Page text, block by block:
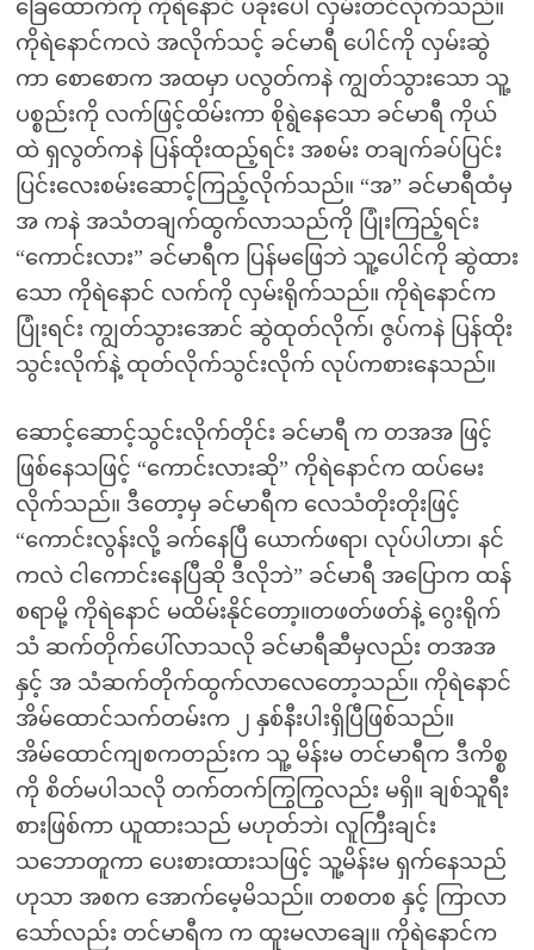
ခြေထောက်ကို ကိုရဲနောင် ပခုံးပေါ် လှမ်းတင်လိုက်သည်။
ကိုရဲနောင်ကလဲ အလိုက်သင့် ခင်မာရီ ပေါင်ကို လှမ်းဆွဲ
ကာ စောစောက အထမှာ ပလွတ်ကနဲ ကျွတ်သွားသော သူ့
ပစ္စည်းကို လက်ဖြင့်ထိမ်းကာ စိုရွဲနေသော ခင်မာရီ ကိုယ်
ထဲ ရှလွတ်ကနဲ ပြန်ထိုးထည့်ရင်း အစမ်း တချက်ခပ်ပြင်း
ပြင်းလေးစမ်းဆောင့်ကြည့်လိုက်သည်။ “အ” ခင်မာရီထံမှ
အ ကနဲ အသံတချက်ထွက်လာသည်ကို ပြုံးကြည့်ရင်း
“ကောင်းလား” ခင်မာရီက ပြန်မဖြေဘဲ သူ့ပေါင်ကို ဆွဲထား
သော ကိုရဲနောင် လက်ကို လှမ်းရိုက်သည်။ ကိုရဲနောင်က
ပြုံးရင်း ကျွတ်သွားအောင် ဆွဲထုတ်လိုက်၊ ဇွပ်ကနဲ ပြန်ထိုး
သွင်းလိုက်နဲ့ ထုတ်လိုက်သွင်းလိုက် လုပ်ကစားနေသည်။
ဆောင့်ဆောင့်သွင်းလိုက်တိုင်း ခင်မာရီ က တအအ ဖြင့်
ဖြစ်နေသဖြင့် “ကောင်းလားဆို” ကိုရဲနောင်က ထပ်မေး
လိုက်သည်။ ဒီတော့မှ ခင်မာရီက လေသံတိုးတိုးဖြင့်
“ကောင်းလွန်းလို့ ခက်နေပြီ ယောက်ဖရာ၊ လုပ်ပါဟာ၊ နင်
ကလဲ ငါကောင်းနေပြီဆို ဒီလိုဘဲ” ခင်မာရီ အပြောက ထန်
စရာမို့ ကိုရဲနောင် မထိမ်းနိုင်တော့။တဖတ်ဖတ်နဲ့ ဂွေးရိုက်
သံ ဆက်တိုက်ပေါ်လာသလို ခင်မာရီဆီမှလည်း တအအ
နှင့် အ သံဆက်တိုက်ထွက်လာလေတော့သည်။ ကိုရဲနောင်
အိမ်ထောင်သက်တမ်းက ၂ နှစ်နီးပါးရှိပြီဖြစ်သည်။
အိမ်ထောင်ကျစကတည်းက သူ့ မိန်းမ တင်မာရီက ဒီကိစ္စ
ကို စိတ်မပါသလို တက်တက်ကြွကြွလည်း မရှိ။ ချစ်သူရီး
စားဖြစ်ကာ ယူထားသည် မဟုတ်ဘဲ၊ လူကြီးချင်း
သဘောတူကာ ပေးစားထားသဖြင့် သူ့မိန်းမ ရှက်နေသည်
ဟုသာ အစက အောက်မေ့မိသည်။ တစတစ နှင့် ကြာလာ
သော်လည်း တင်မာရီက က ထူးမလာချေ။ ကိုရဲနောင်က